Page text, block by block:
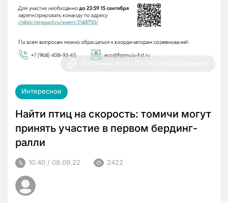
Источник фото: ПАО«Сибур Холдинг»
Интересное
Найти птиц на скорость: томичи могут
принять участие в первом бердинг-
ралли
10:40 / 08.09.22 2422